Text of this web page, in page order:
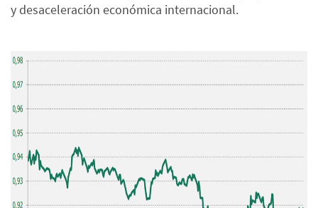
y desaceleración económica internacional.